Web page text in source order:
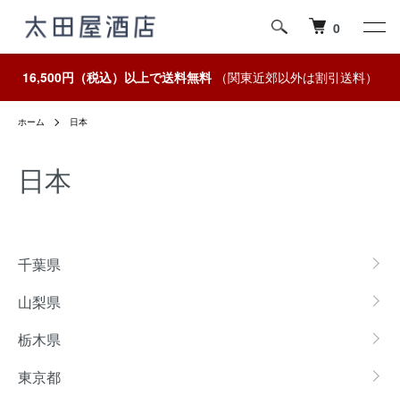
0
16,500円（税込）以上で送料無料（関東近郊以外は割引送料）
ホーム 日本
日本
千葉県
山梨県
栃木県
東京都